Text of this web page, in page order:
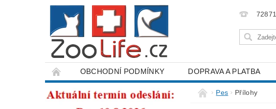
OBCHODNÍ PODMÍNKY DOPRAVA A PLATBA
ODSTOUPENÍ OD SMLOUVY Pes Přílohy